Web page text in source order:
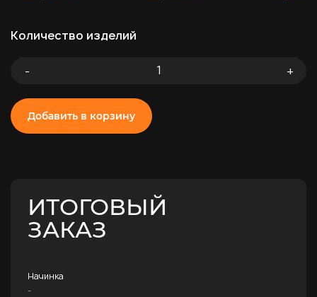
Количество изделий
- +
Добавить в корзину
ИТОГОВЫЙ
ЗАКАЗ
Начинка
-